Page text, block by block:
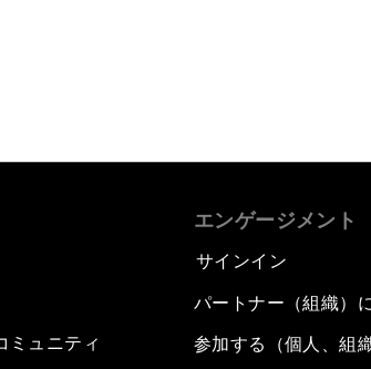
ミュニティ
エンゲージメント
サインイン
パートナー（組織）
参加する（個人、組織